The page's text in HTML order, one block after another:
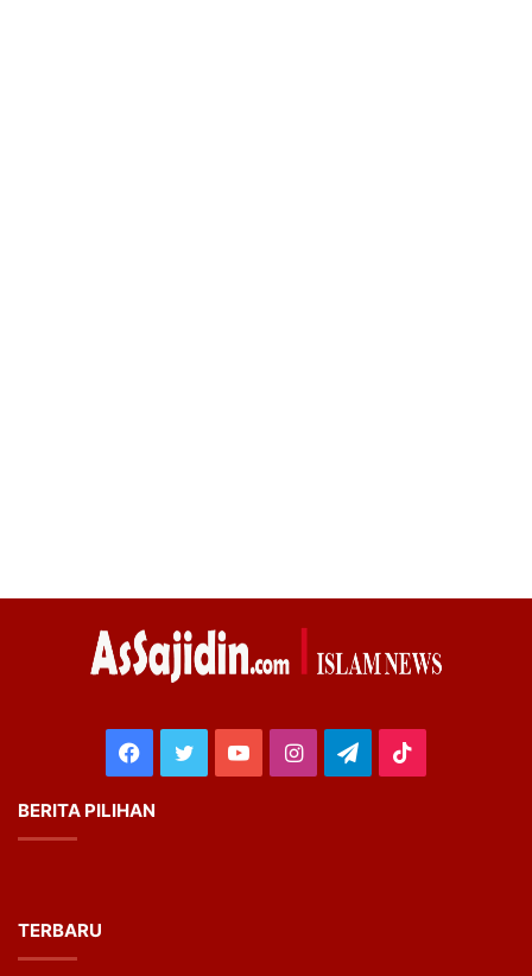
Facebook
TwitterYouTubeInstagram
Telegram
BERITA PILIHAN
TERBARU